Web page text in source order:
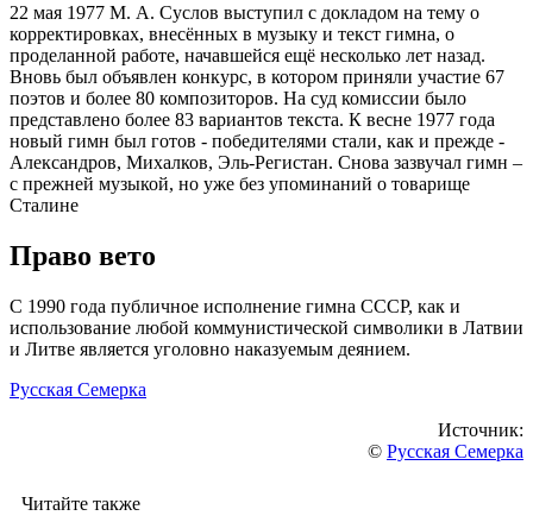
22 мая 1977 М. А. Суслов выступил с докладом на тему о
корректировках, внесённых в музыку и текст гимна, о
проделанной работе, начавшейся ещё несколько лет назад.
Вновь был объявлен конкурс, в котором приняли участие 67
поэтов и более 80 композиторов. На суд комиссии было
представлено более 83 вариантов текста. К весне 1977 года
новый гимн был готов - победителями стали, как и прежде -
Александров, Михалков, Эль-Регистан. Снова зазвучал гимн –
с прежней музыкой, но уже без упоминаний о товарище
Сталине
Право вето
С 1990 года публичное исполнение гимна СССР, как и
использование любой коммунистической символики в Латвии
и Литве является уголовно наказуемым деянием.
Русская Семерка
Источник:
© Русская Семерка
Читайте также